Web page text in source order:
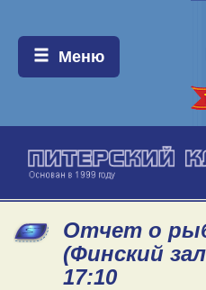
Меню:
Меню
Отчет о
(Финский
17:10